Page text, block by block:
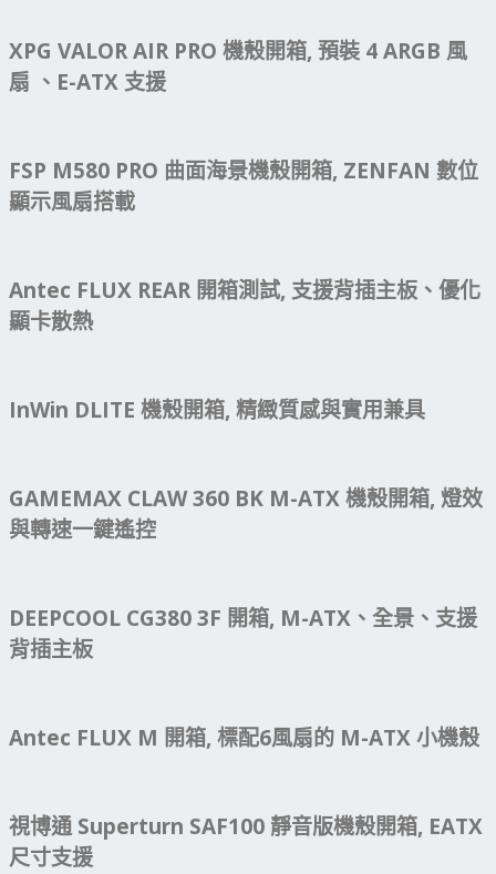
XPG VALOR AIR PRO 機殼開箱, 預裝 4 ARGB 風
扇 、E-ATX 支援
FSP M580 PRO 曲面海景機殼開箱, ZENFAN 數位
顯示風扇搭載
Antec FLUX REAR 開箱測試, 支援背插主板、優化
顯卡散熱
InWin DLITE 機殼開箱, 精緻質感與實用兼具
GAMEMAX CLAW 360 BK M-ATX 機殼開箱, 燈效
與轉速一鍵遙控
DEEPCOOL CG380 3F 開箱, M-ATX、全景、支援
背插主板
Antec FLUX M 開箱, 標配6風扇的 M-ATX 小機殼
視博通 Superturn SAF100 靜音版機殼開箱, EATX
尺寸支援